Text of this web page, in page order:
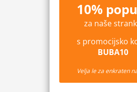
10%
za naše
s promocijsko
BUBA10
Velja le za enkraten